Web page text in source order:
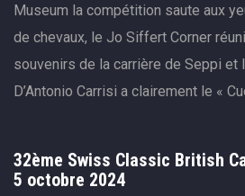
Museum la compétition saute aux
de chevaux, le Jo Siffert Corner
souvenirs de la carrière de Seppi et
D’Antonio Carrisi a clairement le «
32ème Swiss Classic British
5 octobre 2024